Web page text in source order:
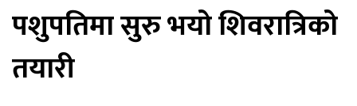
पशुपतिमा सुरु भयो शिवरात्रिको
तयारी